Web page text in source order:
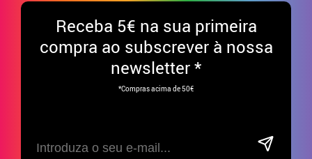
Receba 5€ na sua primeira
compra ao subscrever à nossa
newsletter *
*Compras acima de 50€